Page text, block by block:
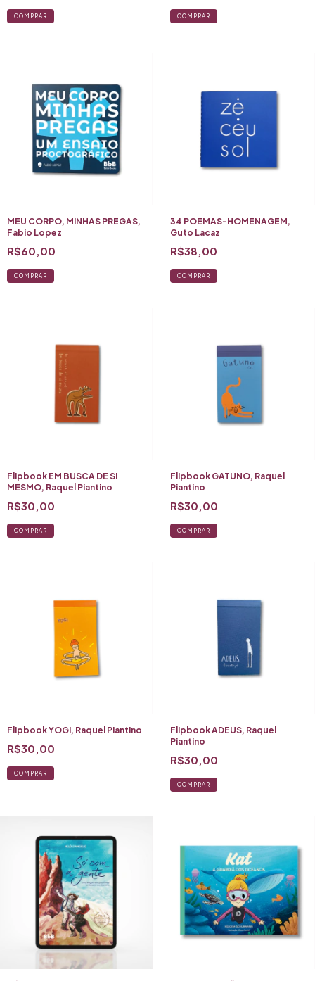
COMPRAR
MEU CORPO, MINHAS PREGAS,
Fabio Lopez
R$60,00
COMPRAR
34 POEMAS-HOMENAGEM,
Guto Lacaz
R$38,00
COMPRAR
Flipbook EM BUSCA DE SI
MESMO, Raquel Piantino
R$30,00
COMPRAR
Flipbook GATUNO, Raquel
Piantino
R$30,00
COMPRAR
Flipbook YOGI, Raquel Piantino
R$30,00
COMPRAR
Flipbook ADEUS, Raquel
Piantino
R$30,00
COMPRAR